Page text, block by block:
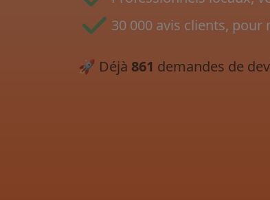
30 000 avis clients,
🚀 Déjà 861 demandes de